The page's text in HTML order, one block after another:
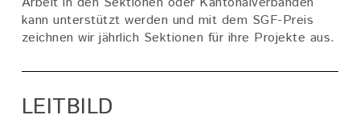
kann unterstützt werden und mit dem SGF-Preis
zeichnen wir jährlich Sektionen für ihre Projekte aus.
LEITBILD